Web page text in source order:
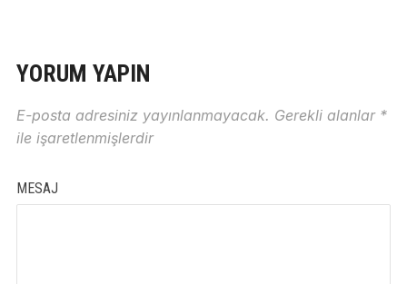
YORUM YAPIN
E-posta adresiniz yayınlanmayacak. Gerekli alanlar *
ile işaretlenmişlerdir
MESAJ